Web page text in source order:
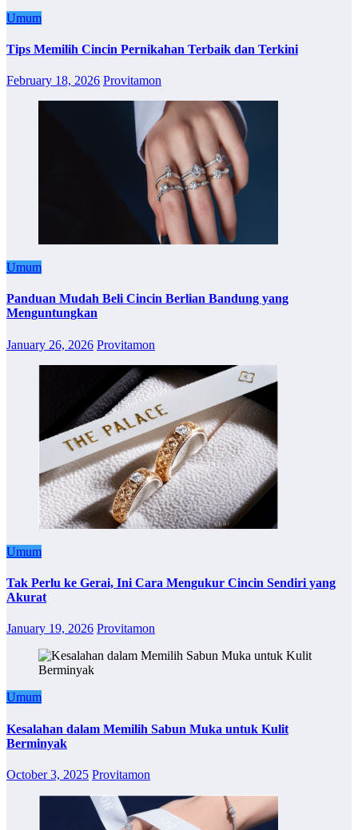
Umum
Tips Memilih Cincin Pernikahan Terbaik dan Terkini
February 18, 2026 Provitamon
Umum
Panduan Mudah Beli Cincin Berlian Bandung yang
Menguntungkan
January 26, 2026 Provitamon
Umum
Tak Perlu ke Gerai, Ini Cara Mengukur Cincin Sendiri yang
Akurat
January 19, 2026 Provitamon
Umum
Kesalahan dalam Memilih Sabun Muka untuk Kulit
Berminyak
October 3, 2025 Provitamon